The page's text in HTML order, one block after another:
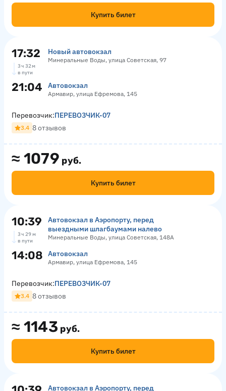
Купить билет
17:32 Новый автовокзал
Минеральные Воды, улица Советская, 97
3 ч 32 м
в пути
21:04 Автовокзал
Армавир, улица Ефремова, 145
≈ 1079 руб.
Купить билет
Перевозчик:ПЕРЕВОЗЧИК-07
3.4 8 отзывов
10:39
Автовокзал в Аэропорту, перед
выездными шлагбаумами налево
Минеральные Воды, улица Советская, 148А
3 ч 29 м
в пути
14:08 Автовокзал
Армавир, улица Ефремова, 145
≈ 1143 руб.
Купить билет
Перевозчик:ПЕРЕВОЗЧИК-07
3.4 8 отзывов
Автовокзал в Аэропорту, перед